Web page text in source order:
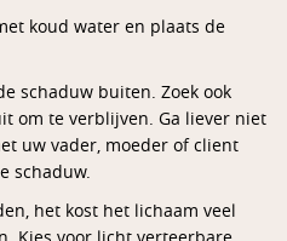
koud water en plaats de
schaduw buiten. Zoek ook
om te verblijven. Ga liever niet
uw vader, moeder of client
schaduw.
het kost het lichaam veel